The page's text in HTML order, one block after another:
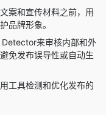
案和宣传材料之前，用
品牌形象。
来审核内部和外
免发布误导性或自动生
工具检测和优化发布的